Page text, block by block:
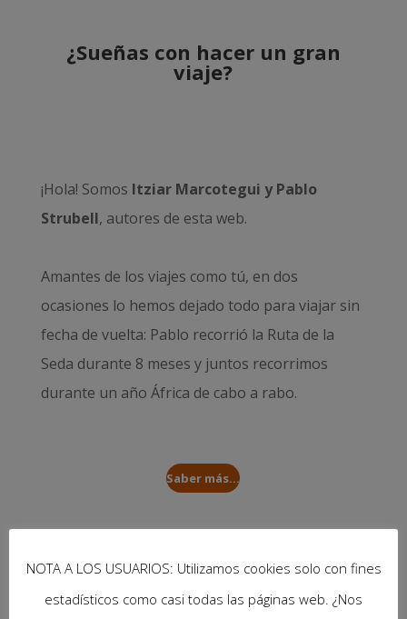
¿Sueñas con hacer un gran
viaje?
¡Hola! Somos Itziar Marcotegui y Pablo
Strubell, autores de esta web.
Amantes de los viajes como tú, en dos
ocasiones lo hemos dejado todo para viajar sin
fecha de vuelta: Pablo recorrió la Ruta de la
Seda durante 8 meses y juntos recorrimos
durante un año África de cabo a rabo.
Saber más...
NOTA A LOS USUARIOS: Utilizamos cookies solo con fines
estadísticos como casi todas las páginas web. ¿Nos